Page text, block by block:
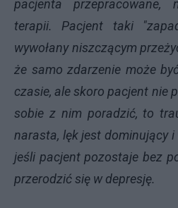
pacjenta przepracowane,
terapii. Pacjent taki
wywołany niszczącym
że samo zdarzenie może
czasie, ale skoro pacjent nie
sobie z nim poradzić, to
narasta, lęk jest dominujący i
jeśli pacjent pozostaje bez
przerodzić się w depresję.